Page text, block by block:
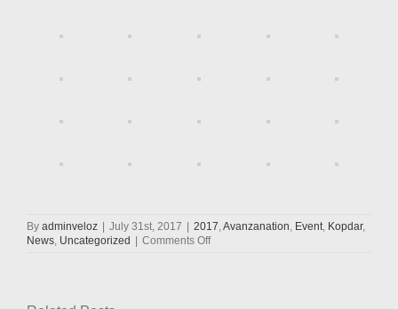
By adminveloz July 31st, 2017 2017,Avanzanation, Event, Kopdar,
News, Uncategorized Comments Offon